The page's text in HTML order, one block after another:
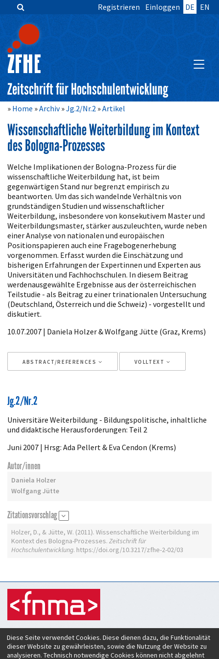
Zum
springen
Hauptnavigation
Inhalt
Sidebar
Registrieren Einloggen DE EN
Zeitschrift für Hochschulentwicklung
Home Archiv Jg.2/Nr.2 Artikel
Wissenschaftliche Weiterbildung im Kontext
des Bologna-Prozesses
Artikelinhalt
Welche Implikationen der Bologna-Prozess für die
wissenschaftliche Weiterbildung hat, ist beim
gegenwärtigen Stand nur begrenzt empirisch zu
beantworten. Um das sich wandelnde Verhältnis von
grundständigen Studien und wissenschaftlicher
Weiterbildung, insbesondere von konsekutivem Master und
Weiterbildungsmaster, stärker auszuleuchten, wurde neben
einer Analyse von nationalen und europäischen
Positionspapieren auch eine Fragebogenerhebung
vorgenommen. Erfasst wurden die Einschätzung und
bisherigen Erfahrungen der Expertinnen und Experten aus
Universitäten und Fachhochschulen. In diesem Beitrag
werdenausgewählte Ergebnisse aus der österreichischen
Teilstudie - als Beitrag zu einer trinationalen Untersuchung
(Deutschland, Österreich und die Schweiz) - vorgestellt und
diskutiert.
10.07.2007 | Daniela Holzer & Wolfgang Jütte (Graz, Krems)
ABSTRACT/REFERENCES VOLLTEXT
Jg.2/Nr.2
Universitäre Weiterbildung - Bildungspolitische, inhaltliche
und didaktische Herausforderungen: Teil 2
Juni 2007 | Hrsg: Ada Pellert & Eva Cendon (Krems)
Autor/innen
Daniela Holzer
Wolfgang Jütte
Zitationsvorschlag
Holzer, D., & Jütte, W. (2011). Wissenschaftliche Weiterbildung im
Kontext des Bologna-Prozesses. Zeitschrift für
Hochschulentwicklung. https://doi.org/10.3217/zfhe-2-02/03
Zeitschrift für Hochschulentwicklung
c/o Verein Forum neue Medien in der Lehre Austria
Rheinstraße 27
Diese Seite verwendet Cookies. Diese dienen dazu, die Funktionalität
dieser Website zu gewährleisten, sowie die Nutzung der Website zu
analysieren. Technisch notwendige Cookies können nicht abgelehnt